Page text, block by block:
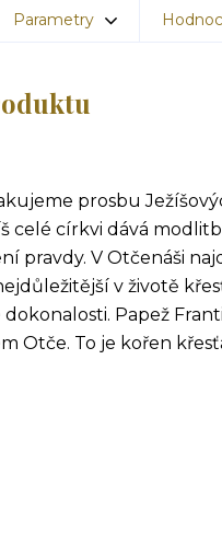
Parametry
prosbu
celé církvi dává
pravdy. V Otčenáši
v životě
Papež
Otče. To je kořen